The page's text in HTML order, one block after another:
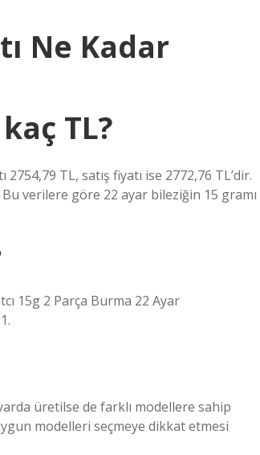
Ne Kadar
TL?
TL, satış fiyatı ise 2772,76 TL’dir.
verilere göre 22 ayar bileziğin 15 gramı
15g 2 Parça Burma 22 Ayar
üretilse de farklı modellere sahip
modelleri seçmeye dikkat etmesi